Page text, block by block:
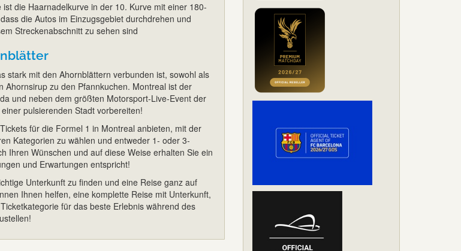
die Haarnadelkurve in der 10. Kurve mit einer 180-
die Autos im Einzugsgebiet durchdrehen und
Streckenabschnitt zu sehen sind
stark mit den Ahornblättern verbunden ist, sowohl als
Ahornsirup zu den Pfannkuchen. Montreal ist der
und neben dem größten Motorsport-Live-Event der
pulsierenden Stadt vorbereiten!
für die Formel 1 in Montreal anbieten, mit der
Kategorien zu wählen und entweder 1- oder 3-
Ihren Wünschen und auf diese Weise erhalten Sie ein
und Erwartungen entspricht!
Unterkunft zu finden und eine Reise ganz auf
Ihnen helfen, eine komplette Reise mit Unterkunft,
für das beste Erlebnis während des